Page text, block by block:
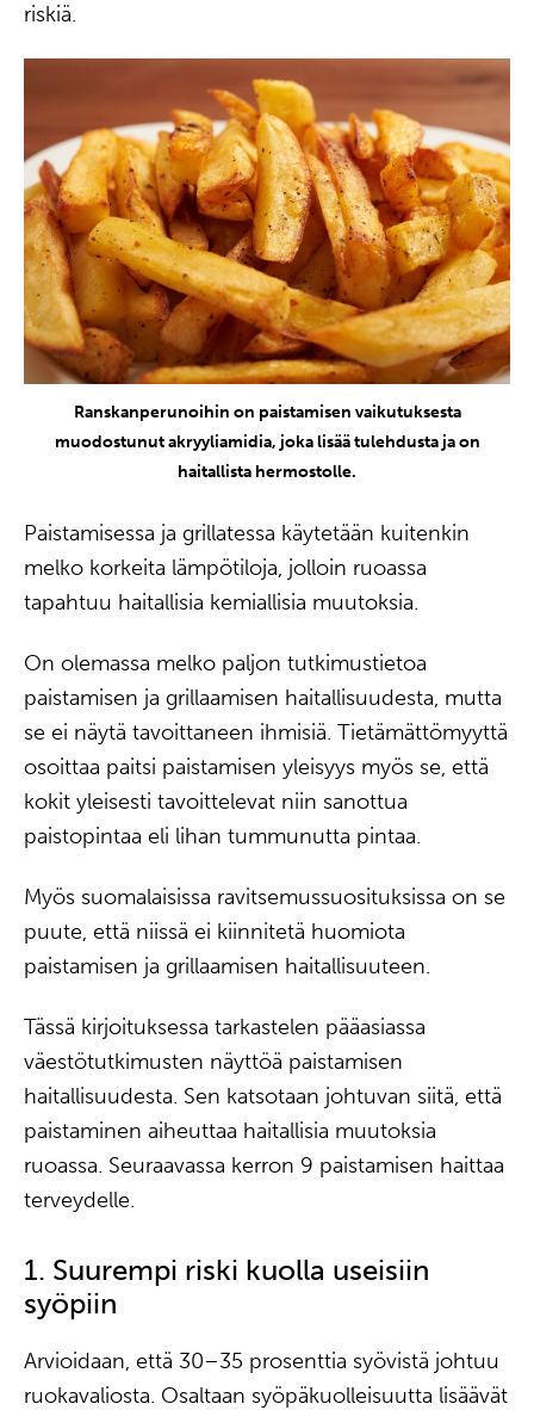
riskiä.
Ranskanperunoihin on paistamisen vaikutuksesta
muodostunut akryyliamidia, joka lisää tulehdusta ja on
haitallista hermostolle.
Paistamisessa ja grillatessa käytetään kuitenkin
melko korkeita lämpötiloja, jolloin ruoassa
tapahtuu haitallisia kemiallisia muutoksia.
On olemassa melko paljon tutkimustietoa
paistamisen ja grillaamisen haitallisuudesta, mutta
se ei näytä tavoittaneen ihmisiä. Tietämättömyyttä
osoittaa paitsi paistamisen yleisyys myös se, että
kokit yleisesti tavoittelevat niin sanottua
paistopintaa eli lihan tummunutta pintaa.
Myös suomalaisissa ravitsemussuosituksissa on se
puute, että niissä ei kiinnitetä huomiota
paistamisen ja grillaamisen haitallisuuteen.
Tässä kirjoituksessa tarkastelen pääasiassa
väestötutkimusten näyttöä paistamisen
haitallisuudesta. Sen katsotaan johtuvan siitä, että
paistaminen aiheuttaa haitallisia muutoksia
ruoassa. Seuraavassa kerron 9 paistamisen haittaa
terveydelle.
1. Suurempi riski kuolla useisiin
syöpiin
Arvioidaan, että 30–35 prosenttia syövistä johtuu
ruokavaliosta. Osaltaan syöpäkuolleisuutta lisäävät